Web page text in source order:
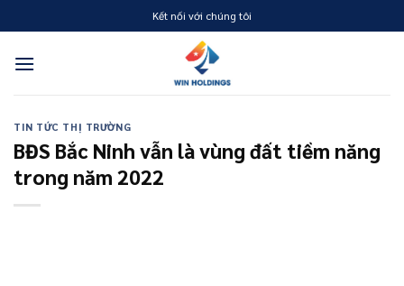
to
content
Kết nối với chúng tôi
TIN TỨC THỊ TRƯỜNG
BĐS Bắc Ninh vẫn là vùng đất tiềm năng
trong năm 2022